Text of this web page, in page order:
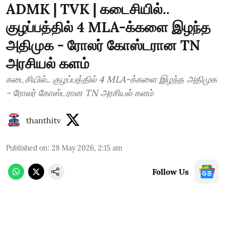
ADMK | TVK | கடைசியில்..
குழப்பத்தில் 4 MLA-க்களை இழந்த
அதிமுக - ரோலர் கோஸ்டரான TN
அரசியல் களம்
கடைசியில்.. குழப்பத்தில் 4 MLA-க்களை இழந்த அதிமுக
- ரோலர் கோஸ்டரான TN அரசியல் களம்
thanthitv
Published on: 28 May 2026, 2:15 am
Follow Us